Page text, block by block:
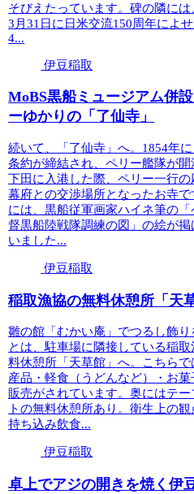
そびえたっています。碑の隣には
3月31日に日米交流150周年によ
4...
伊豆稲取
MoBS黒船ミュージアム併
ーゆかりの「了仙寺」
続いて、「了仙寺」へ。1854年
条約が締結され、ペリー艦隊が開
下田に入港した際、ペリー一行の
幕府との交渉場所となったお寺で
には、黒船従軍画家ハイネ筆の「
督黒船陸戦隊調練の図」の絵が掲
いました...
伊豆稲取
稲取漁協の無料休憩所「天
雛の館「むかい庵」でつるし飾り
とは、駐車場に隣接している稲
料休憩所「天草館」へ。こちらで
産品・軽食（うどんなど）・お菓
販売がされています。奥にはテー
トの無料休憩所あり。衛生上の観
持ち込み飲食...
伊豆稲取
卓上でアジの開きを焼く伊